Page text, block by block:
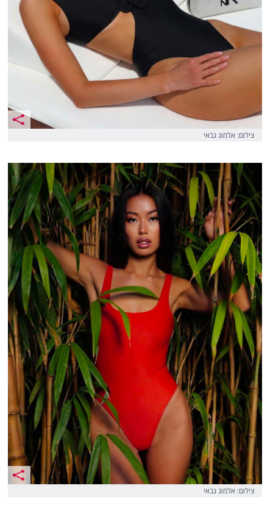
צילום: אלמוג גבאי
צילום: אלמוג גבאי